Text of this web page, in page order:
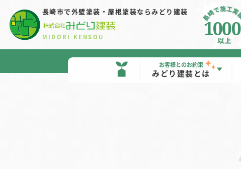
長崎市で外壁塗装・屋根塗装ならみどり建装
MIDORI KENSOU 1000
お客様とのお約束
みどり建装とは